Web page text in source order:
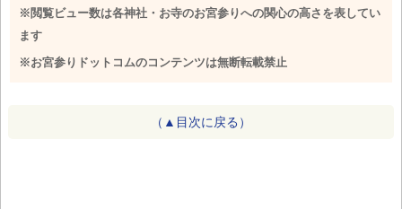
※閲覧ビュー数は各神社・お寺のお宮参りへの関心の高さを表してい
ます
※お宮参りドットコムのコンテンツは無断転載禁止
（▲目次に戻る）